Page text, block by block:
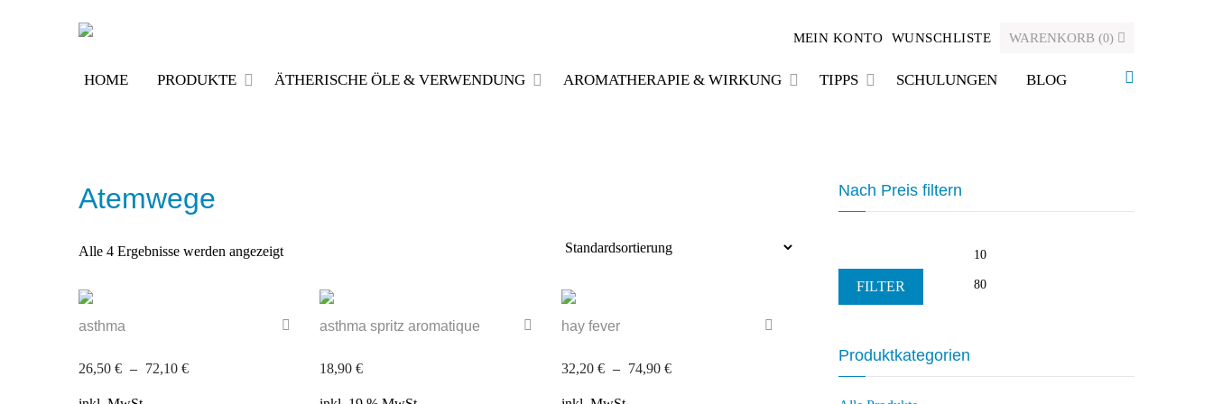
WARENKORB (0)
MEIN KONTO WUNSCHLISTE
HOME PRODUKTE ÄTHERISCHE ÖLE & VERWENDUNG AROMATHERAPIE & WIRKUNG TIPPS SCHULUNGEN BLOG
Atemwege
Alle 4 Ergebnisse werden angezeigt
asthma
26,50 € – 72,10 €
asthma spritz aromatique
18,90€
hay fever
32,20 € – 74,90 €
Nach Preis filtern
Min.
Preis
FILTER
Produktkategorien